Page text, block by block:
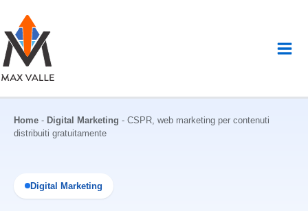
contenuto
Home - Digital Marketing - CSPR, web marketing per contenuti
distribuiti gratuitamente
Digital Marketing